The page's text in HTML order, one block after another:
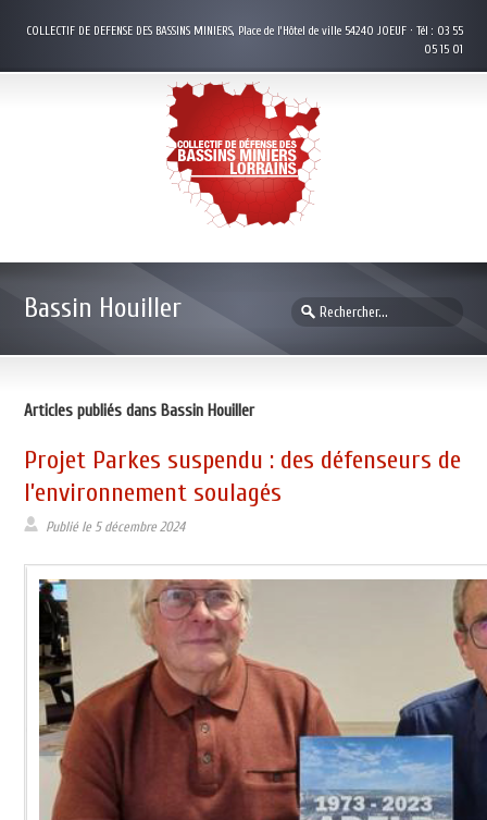
COLLECTIF DE DEFENSE DES BASSINS MINIERS, Place de l’Hôtel de ville 54240 JOEUF · Tél : 03 55
05 15 01
Bassin Houiller
Articles publiés dans Bassin Houiller
Projet Parkes suspendu : des défenseurs de
l’environnement soulagés
Publié le 5 décembre 2024